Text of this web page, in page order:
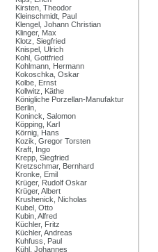
Kirsten, Theodor
Kleinschmidt, Paul
Klengel, Johann Christian
Klinger, Max
Klotz, Siegfried
Knispel, Ulrich
Kohl, Gottfried
Kohlmann, Hermann
Kokoschka, Oskar
Kolbe, Ernst
Kollwitz, Käthe
Königliche Porzellan-Manufaktur
Berlin,
Koninck, Salomon
Köpping, Karl
Körnig, Hans
Kozik, Gregor Torsten
Kraft, Ingo
Krepp, Siegfried
Kretzschmar, Bernhard
Kronke, Emil
Krüger, Rudolf Oskar
Krüger, Albert
Krushenick, Nicholas
Kubel, Otto
Kubin, Alfred
Küchler, Fritz
Küchler, Andreas
Kuhfuss, Paul
Kühl, Johannes